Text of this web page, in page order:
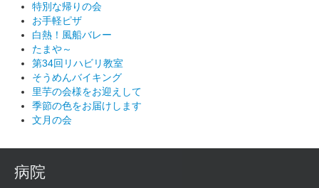
特別な帰りの会
お手軽ピザ
白熱！風船バレー
たまや～
第34回リハビリ教室
そうめんバイキング
里芋の会様をお迎えして
季節の色をお届けします
文月の会
病院